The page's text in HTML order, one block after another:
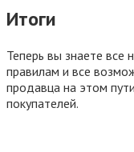
Итоги
Теперь вы знаете
правилам и все
продавца на этом
покупателей.